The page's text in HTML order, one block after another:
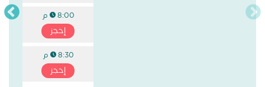
8:00 م
إحجز
8:30 م
إحجز